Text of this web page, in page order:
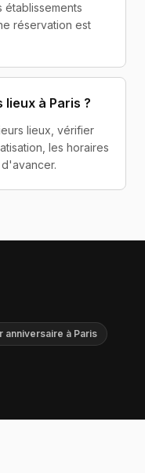
établissements
réservation est
à Paris ?
lieux, vérifier
les horaires
anniversaire à Paris